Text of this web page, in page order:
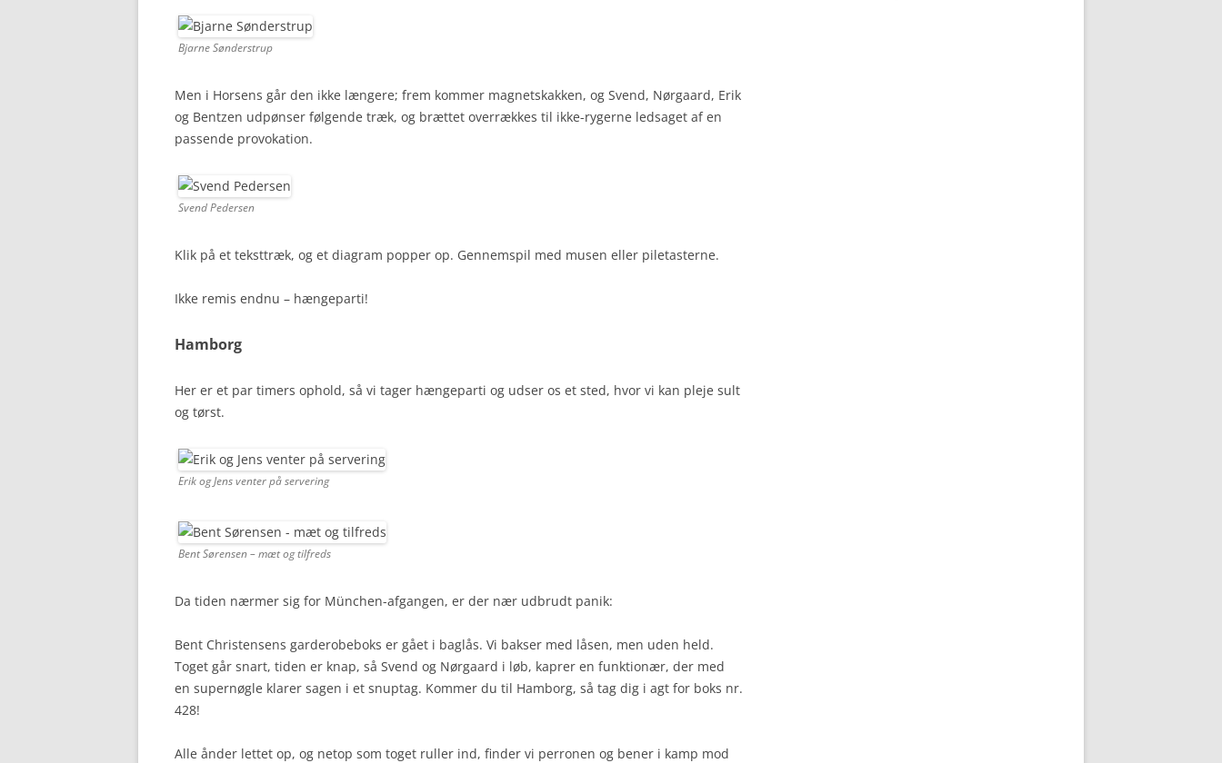
Bjarne Sønderstrup
Men i Horsens går den ikke længere; frem kommer magnetskakken, og Svend, Nørgaard, Erik
og Bentzen udpønser følgende træk, og brættet overrækkes til ikke-rygerne ledsaget af en
passende provokation.
Svend Pedersen
Klik på et teksttræk, og et diagram popper op. Gennemspil med musen eller piletasterne.
Ikke remis endnu – hængeparti!
Hamborg
Her er et par timers ophold, så vi tager hængeparti og udser os et sted, hvor vi kan pleje sult
og tørst.
Erik og Jens venter på servering
Bent Sørensen – mæt og tilfreds
Da tiden nærmer sig for München-afgangen, er der nær udbrudt panik:
Bent Christensens garderobeboks er gået i baglås. Vi bakser med låsen, men uden held.
Toget går snart, tiden er knap, så Svend og Nørgaard i løb, kaprer en funktionær, der med
en supernøgle klarer sagen i et snuptag. Kommer du til Hamborg, så tag dig i agt for boks nr.
428!
Alle ånder lettet op, og netop som toget ruller ind, finder vi perronen og bener i kamp mod